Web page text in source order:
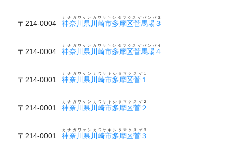
〒214-0004 神奈川県川崎市多摩区菅馬場３
カナガワケンカワサキシタマクスゲバンバ３
〒214-0004 神奈川県川崎市多摩区菅馬場４
カナガワケンカワサキシタマクスゲバンバ４
〒214-0001 神奈川県川崎市多摩区菅１
カナガワケンカワサキシタマクスゲ１
〒214-0001 神奈川県川崎市多摩区菅２
カナガワケンカワサキシタマクスゲ２
〒214-0001 神奈川県川崎市多摩区菅３
カナガワケンカワサキシタマクスゲ３